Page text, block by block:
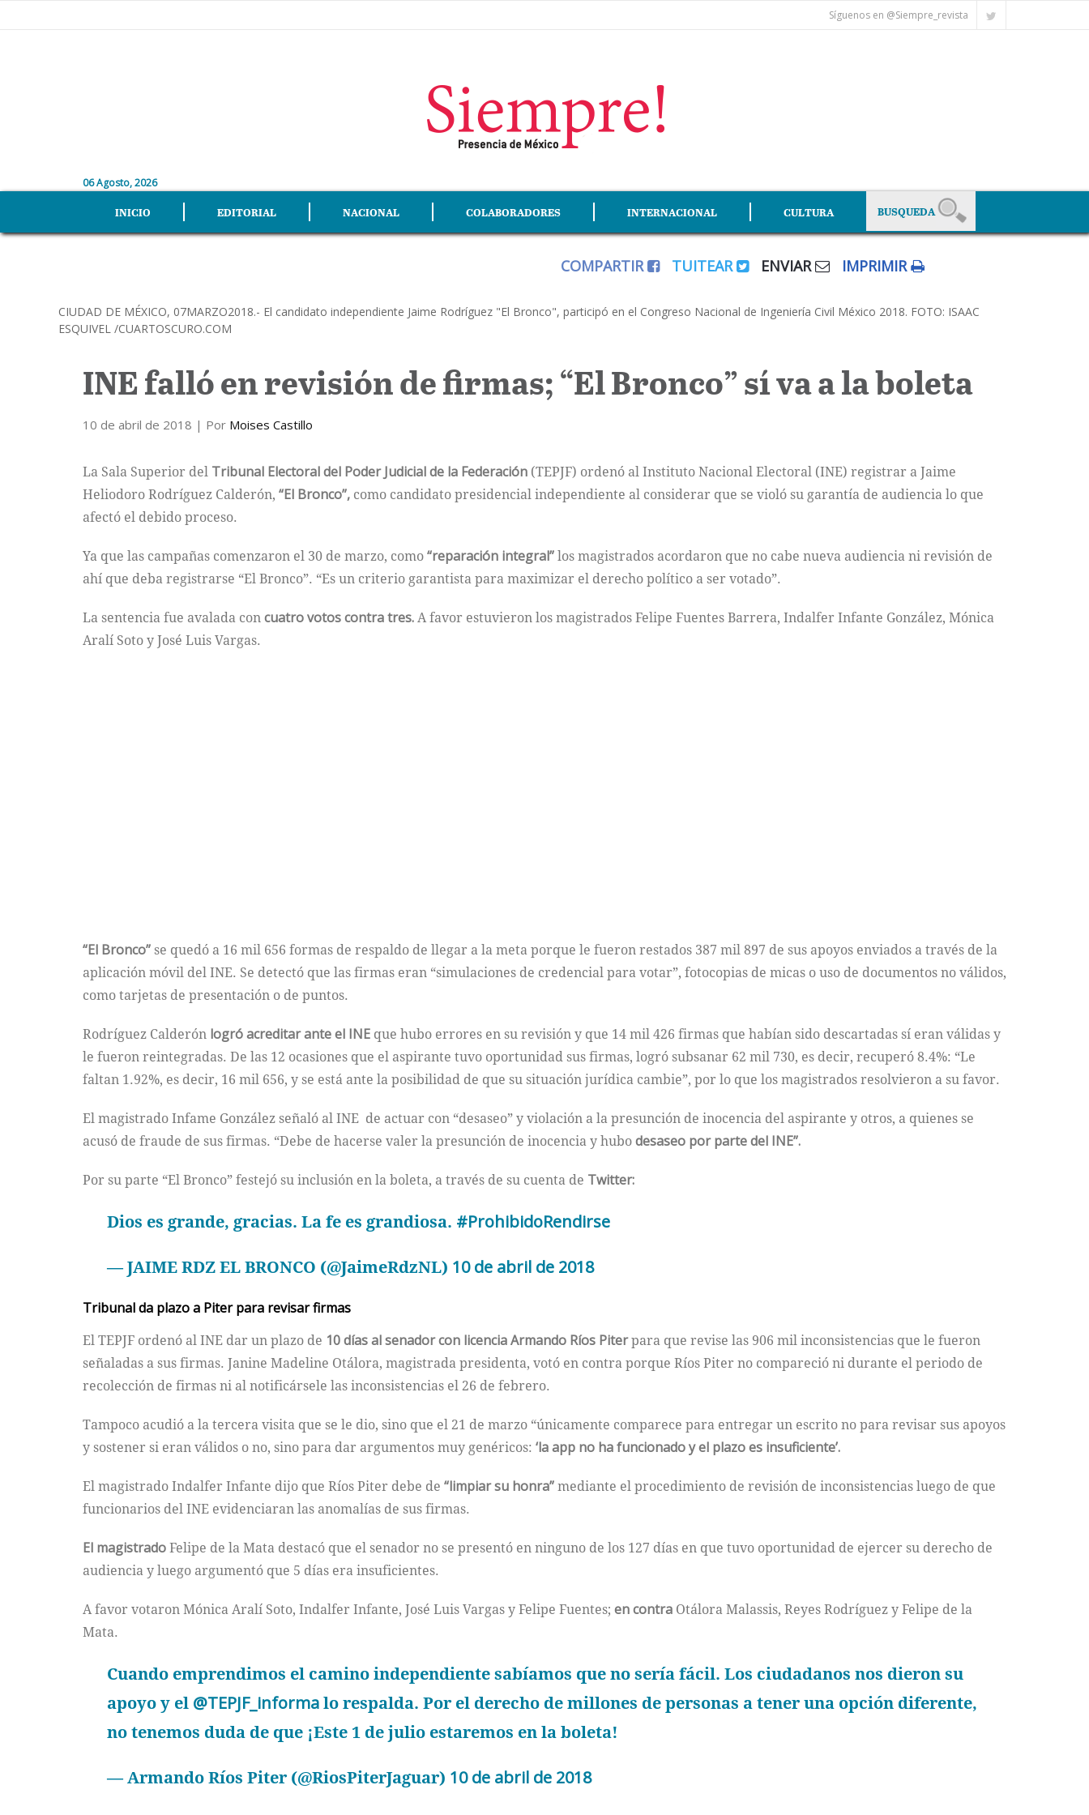
Síguenos en @Siempre_revista
06 Agosto, 2026
INICIO EDITORIAL NACIONAL COLABORADORES INTERNACIONAL CULTURA
COMPARTIR TUITEAR ENVIAR IMPRIMIR
CIUDAD DE MÉXICO, 07MARZO2018.- El candidato independiente Jaime Rodríguez "El Bronco", participó en el Congreso Nacional de Ingeniería Civil México 2018. FOTO: ISAAC
ESQUIVEL /CUARTOSCURO.COM
INE falló en revisión de firmas; “El Bronco” sí va a la boleta
10 de abril de 2018 | Por Moises Castillo
La Sala Superior del Tribunal Electoral del Poder Judicial de la Federación (TEPJF) ordenó al Instituto Nacional Electoral (INE) registrar a Jaime
Heliodoro Rodríguez Calderón, “El Bronco”, como candidato presidencial independiente al considerar que se violó su garantía de audiencia lo que
afectó el debido proceso.
Ya que las campañas comenzaron el 30 de marzo, como“reparación integral”los magistrados acordaron que no cabe nueva audiencia ni revisión de
ahí que deba registrarse “El Bronco”. “Es un criterio garantista para maximizar el derecho político a ser votado”.
La sentencia fue avalada concuatro votos contra tres.A favor estuvieron los magistrados Felipe Fuentes Barrera, Indalfer Infante González, Mónica
Aralí Soto y José Luis Vargas.
“El Bronco”se quedó a 16 mil 656 formas de respaldo de llegar a la meta porque le fueron restados 387 mil 897 de sus apoyos enviados a través de la
aplicación móvil del INE. Se detectó que las firmas eran “simulaciones de credencial para votar”, fotocopias de micas o uso de documentos no válidos,
como tarjetas de presentación o de puntos.
Rodríguez Calderón logró acreditar ante el INE que hubo errores en su revisión y que 14 mil 426 firmas que habían sido descartadas sí eran válidas y
le fueron reintegradas. De las 12 ocasiones que el aspirante tuvo oportunidad sus firmas, logró subsanar 62 mil 730, es decir, recuperó 8.4%: “Le
faltan 1.92%, es decir, 16 mil 656, y se está ante la posibilidad de que su situación jurídica cambie”, por lo que los magistrados resolvieron a su favor.
El magistrado Infame González señaló al INE de actuar con “desaseo” y violación a la presunción de inocencia del aspirante y otros, a quienes se
acusó de fraude de sus firmas. “Debe de hacerse valer la presunción de inocencia y hubodesaseo por parte del INE”.
Por su parte “El Bronco” festejó su inclusión en la boleta, a través de su cuenta de Twitter:
Dios es grande, gracias. La fe es grandiosa. #ProhibidoRendirse
— JAIME RDZ EL BRONCO (@JaimeRdzNL) 10 de abril de 2018
Tribunal da plazo a Piter para revisar firmas
El TEPJF ordenó al INE dar un plazo de 10 días al senador con licencia Armando Ríos Piterpara que revise las 906 mil inconsistencias que le fueron
señaladas a sus firmas. Janine Madeline Otálora, magistrada presidenta, votó en contra porque Ríos Piter no compareció ni durante el periodo de
recolección de firmas ni al notificársele las inconsistencias el 26 de febrero.
Tampoco acudió a la tercera visita que se le dio, sino que el 21 de marzo “únicamente comparece para entregar un escrito no para revisar sus apoyos
y sostener si eran válidos o no, sino para dar argumentos muy genéricos: ‘la app no ha funcionado y el plazo es insuficiente’.
El magistrado Indalfer Infante dijo que Ríos Piter debe de “limpiar su honra”mediante el procedimiento de revisión de inconsistencias luego de que
funcionarios del INE evidenciaran las anomalías de sus firmas.
El magistradoFelipe de la Mata destacó que el senador no se presentó en ninguno de los 127 días en que tuvo oportunidad de ejercer su derecho de
audiencia y luego argumentó que 5 días era insuficientes.
A favor votaron Mónica Aralí Soto, Indalfer Infante, José Luis Vargas y Felipe Fuentes; en contra Otálora Malassis, Reyes Rodríguez y Felipe de la
Mata.
Cuando emprendimos el camino independiente sabíamos que no sería fácil. Los ciudadanos nos dieron su
apoyo y el @TEPJF_informalo respalda. Por el derecho de millones de personas a tener una opción diferente,
no tenemos duda de que ¡Este 1 de julio estaremos en la boleta!
— Armando Ríos Piter (@RiosPiterJaguar) 10 de abril de 2018